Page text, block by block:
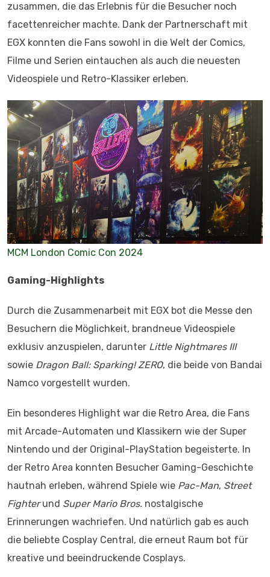
zusammen, die das Erlebnis für die Besucher noch
facettenreicher machte. Dank der Partnerschaft mit
EGX konnten die Fans sowohl in die Welt der Comics,
Filme und Serien eintauchen als auch die neuesten
Videospiele und Retro-Klassiker erleben.
MCM London Comic Con 2024
Gaming-Highlights
Durch die Zusammenarbeit mit EGX bot die Messe den
Besuchern die Möglichkeit, brandneue Videospiele
exklusiv anzuspielen, darunter Little Nightmares III
sowie Dragon Ball: Sparking! ZERO, die beide von Bandai
Namco vorgestellt wurden.
Ein besonderes Highlight war die Retro Area, die Fans
mit Arcade-Automaten und Klassikern wie der Super
Nintendo und der Original-PlayStation begeisterte. In
der Retro Area konnten Besucher Gaming-Geschichte
hautnah erleben, während Spiele wie Pac-Man, Street
Fighterund Super Mario Bros. nostalgische
Erinnerungen wachriefen. Und natürlich gab es auch
die beliebte Cosplay Central, die erneut Raum bot für
kreative und beeindruckende Cosplays.